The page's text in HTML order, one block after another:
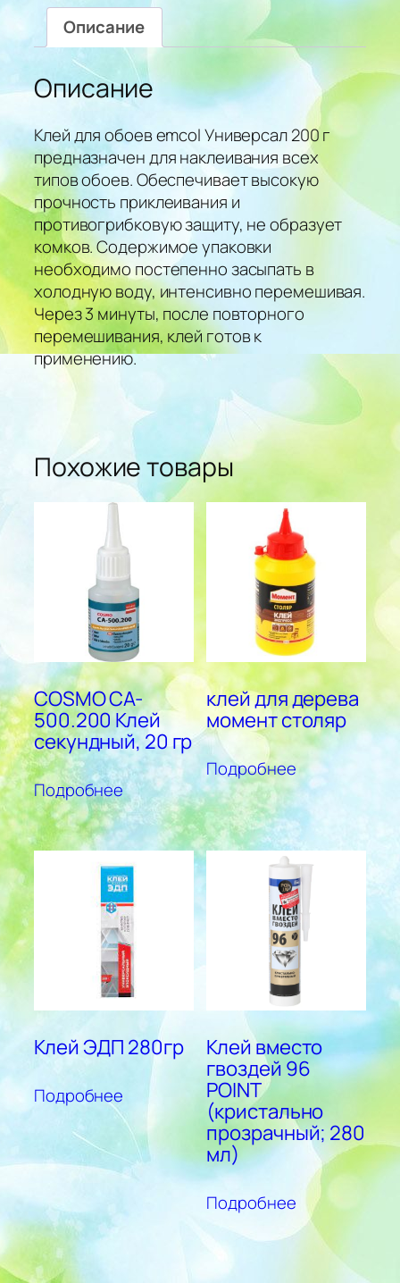
Описание
Описание
Клей для обоев emcol Универсал 200 г
предназначен для наклеивания всех
типов обоев. Обеспечивает высокую
прочность приклеивания и
противогрибковую защиту, не образует
комков. Содержимое упаковки
необходимо постепенно засыпать в
холодную воду, интенсивно перемешивая.
Через 3 минуты, после повторного
перемешивания, клей готов к
применению.
Похожие товары
COSMO CA-
500.200 Клей
секундный, 20 гр
Подробнее
клей для дерева
момент столяр
Подробнее
Клей ЭДП 280гр
Подробнее
Клей вместо
гвоздей 96
POINT
(кристально
прозрачный; 280
мл)
Подробнее